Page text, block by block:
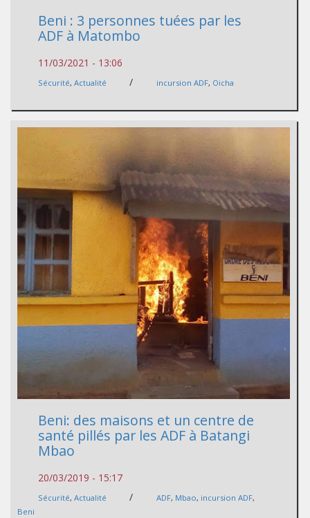
Beni : 3 personnes tuées par les
ADF à Matombo
11/03/2021 - 13:06
Sécurité, Actualité / incursion ADF, Oicha
Beni: des maisons et un centre de
santé pillés par les ADF à Batangi
Mbao
20/03/2019 - 15:17
Sécurité, Actualité / ADF, Mbao, incursion ADF,
Beni